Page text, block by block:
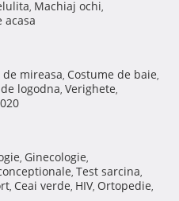
, Machiaj ochi,
acasa
de mireasa, Costume de baie,
logodna, Verighete,
, Ginecologie,
, Test sarcina,
, Ceai verde, HIV, Ortopedie,